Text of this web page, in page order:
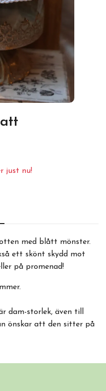
just nu!
med blått mönster.
ett skönt skydd mot
på promenad!
dam-storlek, även till
önskar att den sitter på